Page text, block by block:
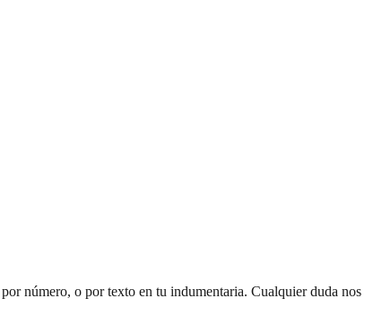
número, o por texto en tu indumentaria. Cualquier duda nos